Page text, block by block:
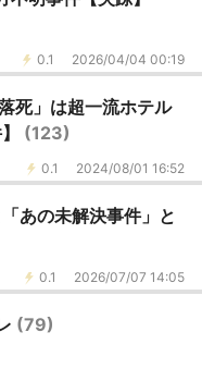
0.1 2026/04/04 00:19
死」は超一流ホテル
(123)
0.1 2024/08/01 16:52
あの未解決事件」と
0.1 2026/07/07 14:05
(79)